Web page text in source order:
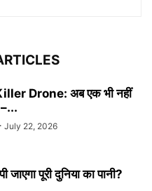
Drone: अब एक भी नहीं
July 22, 2026
पूरी दुनिया का पानी?